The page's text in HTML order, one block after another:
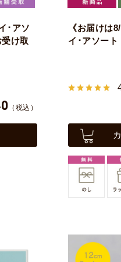
･アソ
け取
（税込）
《お届けは
イ･アソー